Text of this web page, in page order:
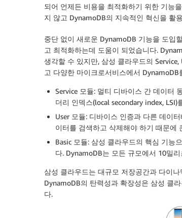
되어 언제든 비용을 최적화하기 위한 기능
지 않고 DynamoDB의 지속적인 혁신을 활
중단 없이 새로운 DynamoDB 기능을 도입
고 최적화하는데 도움이 되었습니다.
생각할 수 있지만, 삼성 클라우드의
고 다양한 마이크로서비스에서 DynamoDB
Service 모듈: 멀티 디바이스 간 데이터
더리 인덱스(local secondary index,
User 모듈: 디바이스 인증과 다른 데이
이터를 검색하고 삭제해야 하기 때문에
Basic 모듈: 삼성 클라우드의 핵심 기능
다. DynamoDB는 모든 규모에서 10밀
삼성 클라우드는 대규모 저장공간과 다이
DynamoDB의 탄력성과 확장성은 삼성 클
다.